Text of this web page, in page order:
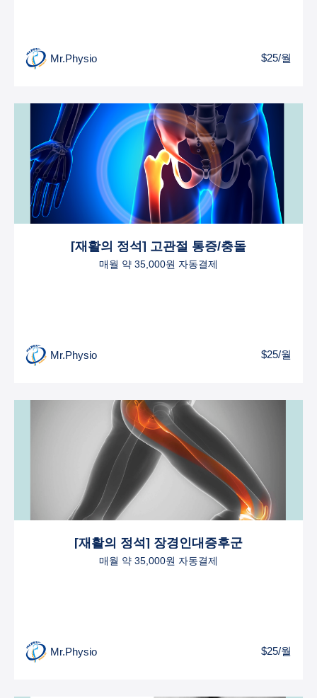
Mr.Physio $25/월
[재활의 정석] 고관절 통증/충돌
매월 약 35,000원 자동결제
Mr.Physio $25/월
[재활의 정석] 장경인대증후군
매월 약 35,000원 자동결제
Mr.Physio $25/월